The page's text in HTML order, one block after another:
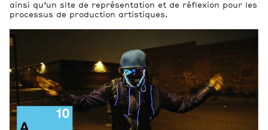
Œuvres
ainsi qu’un site de représentation et de réflexion pour les
processus de production artistiques.